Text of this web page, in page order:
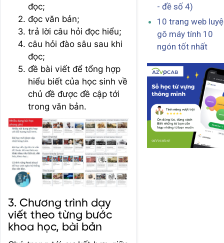
đọc;
đọc văn bản;
trả lời câu hỏi đọc hiểu;
câu hỏi đào sâu sau khi
đọc;
đề bài viết để tổng hợp
hiểu biết của học sinh về
chủ đề được đề cập tới
trong văn bản.
3. Chương trình dạy
viết theo từng bước
khoa học, bài bản
- đề số 4)
10 trang web
gõ máy tính 10
ngón tốt nhất